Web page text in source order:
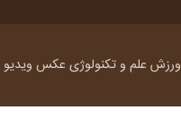
ورزش علم و تکنولوژی عکس ویدیو